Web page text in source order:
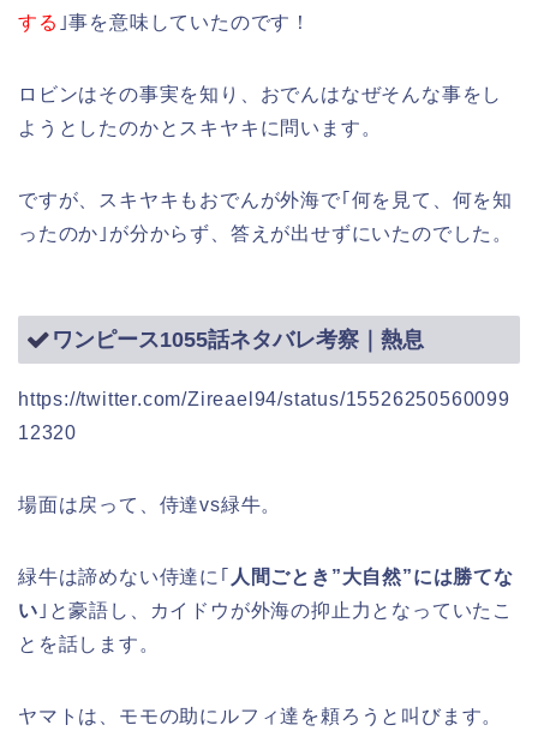
する ｣事を意味していたのです！
ロビンはその事実を知り、おでんはなぜそんな事をし
ようとしたのかとスキヤキに問います。
ですが、スキヤキもおでんが外海で｢何を見て、何を知
ったのか｣が分からず、答えが出せずにいたのでした。
ワンピース1055話ネタバレ考察｜熱息
https://twitter.com/Zireael94/status/15526250560099
12320
場面は戻って、侍達vs緑牛。
緑牛は諦めない侍達に｢ 人間ごとき”大自然”には勝てな
い ｣と豪語し、カイドウが外海の抑止力となっていたこ
とを話します。
ヤマトは、モモの助にルフィ達を頼ろうと叫びます。